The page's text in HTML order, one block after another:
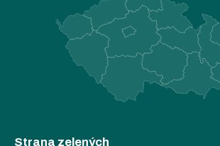
Strana zelených